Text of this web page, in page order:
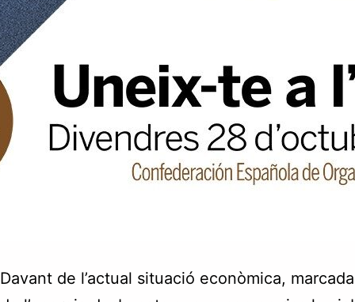
Davant de l’actual situació econòmica,